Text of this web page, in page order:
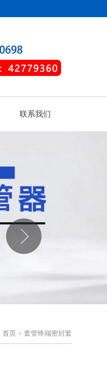
联系我们
首页 > 套管终端密封套